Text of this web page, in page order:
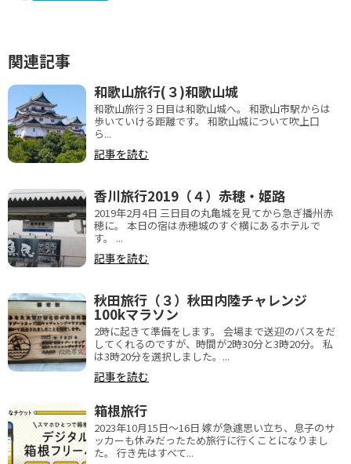
関連記事
和歌山旅行(３)和歌山城
和歌山旅行３日目は和歌山城へ。 和歌山市駅からは
歩いていける距離です。 和歌山城について吹上口
ら...
記事を読む
香川旅行2019（４）赤穂・姫路
2019年2月4日 三日目の丸亀城を見てから急ぎ播州赤
穂に。 本日の宿は赤穂城のすぐ横にあるホテルで
す。 ...
記事を読む
秋田旅行（３）秋田内陸チャレンジ
100kマラソン
2時に起きて準備をします。 会場まで送迎のバスをだ
してくれるのですが、時間が2時30分と3時20分。 私
は3時20分を選択しました。...
記事を読む
箱根旅行
2023年10月15日〜16日 嫁が急遽思い立ち、息子のサ
ッカーも休みだったため旅行に行くことになりまし
た。 行き先はすべて...